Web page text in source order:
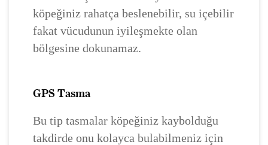
köpeğiniz rahatça beslenebilir, su içebilir
fakat vücudunun iyileşmekte olan
bölgesine dokunamaz.
GPS Tasma
Bu tip tasmalar köpeğiniz kaybolduğu
takdirde onu kolayca bulabilmeniz için